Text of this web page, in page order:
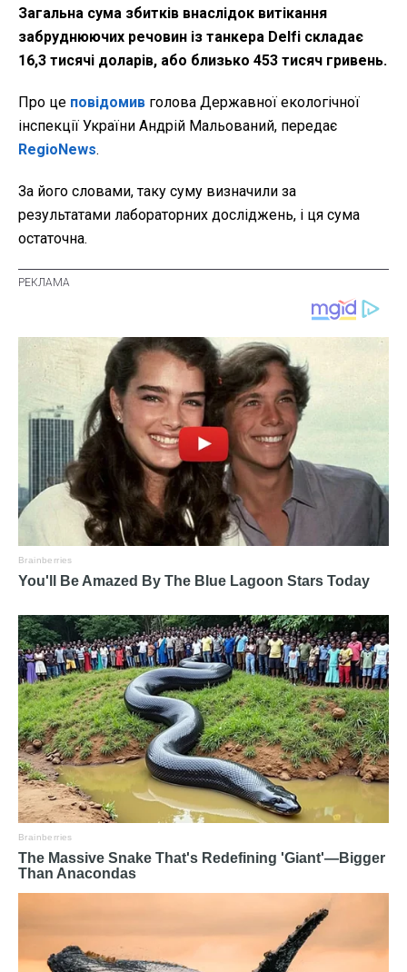
Загальна сума збитків внаслідок витікання
забруднюючих речовин із танкера Delfі складає
16,3 тисячі доларів, або близько 453 тисяч гривень.
Про це повідомив голова Державної екологічної
інспекції України Андрій Мальований, передає
RegioNews.
За його словами, таку суму визначили за
результатами лабораторних досліджень, і ця сума
остаточна.